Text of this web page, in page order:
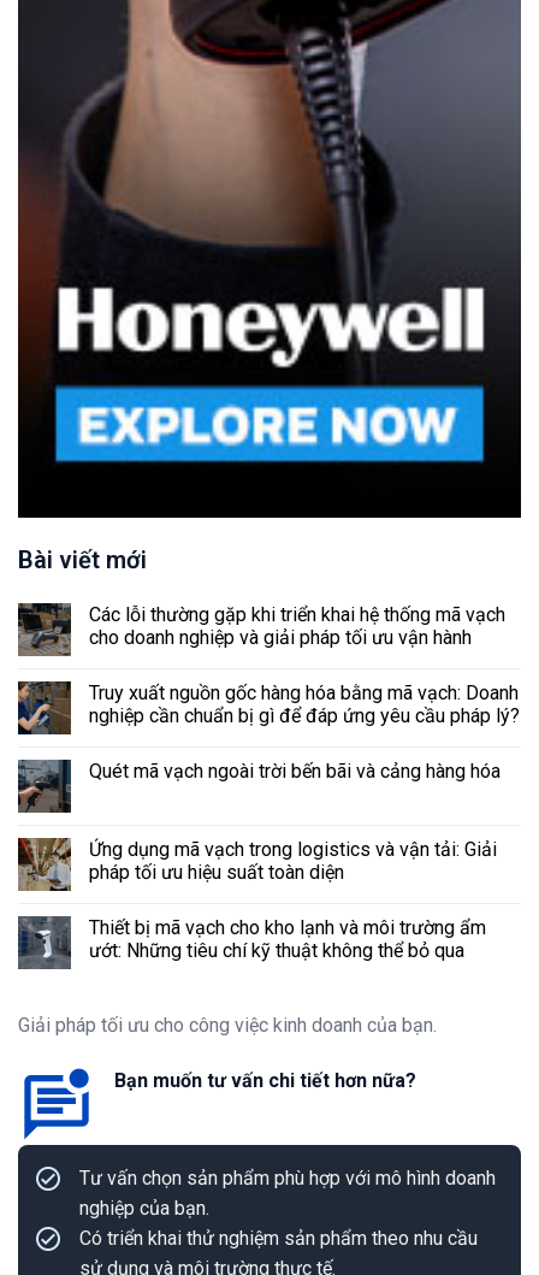
Bài viết mới
Các lỗi thường gặp khi triển khai hệ thống mã vạch
cho doanh nghiệp và giải pháp tối ưu vận hành
Truy xuất nguồn gốc hàng hóa bằng mã vạch: Doanh
nghiệp cần chuẩn bị gì để đáp ứng yêu cầu pháp lý?
Quét mã vạch ngoài trời bến bãi và cảng hàng hóa
Ứng dụng mã vạch trong logistics và vận tải: Giải
pháp tối ưu hiệu suất toàn diện
Thiết bị mã vạch cho kho lạnh và môi trường ẩm
ướt: Những tiêu chí kỹ thuật không thể bỏ qua
Giải pháp tối ưu cho công việc kinh doanh của bạn.
Bạn muốn tư vấn chi tiết hơn nữa?
Tư vấn chọn sản phẩm phù hợp với mô hình doanh
nghiệp của bạn.
Có triển khai thử nghiệm sản phẩm theo nhu cầu
sử dụng và môi trường thực tế.